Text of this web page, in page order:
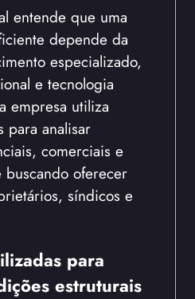
entende que uma
depende da
especializado,
e tecnologia
empresa utiliza
para analisar
comerciais e
oferecer
síndicos e
para
estruturais